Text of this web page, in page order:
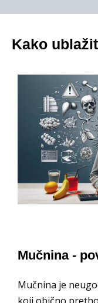
Kako
Mučnina -
Mučnina je